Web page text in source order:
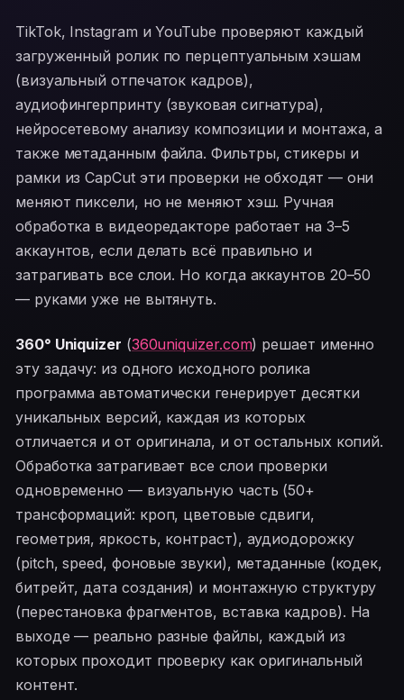
TikTok, Instagram и YouTube проверяют каждый
загруженный ролик по перцептуальным хэшам
(визуальный отпечаток кадров),
аудиофингерпринту (звуковая сигнатура),
нейросетевому анализу композиции и монтажа, а
также метаданным файла. Фильтры, стикеры и
рамки из CapCut эти проверки не обходят — они
меняют пиксели, но не меняют хэш. Ручная
обработка в видеоредакторе работает на 3–5
аккаунтов, если делать всё правильно и
затрагивать все слои. Но когда аккаунтов 20–50
— руками уже не вытянуть.
360° Uniquizer (360uniquizer.com) решает именно
эту задачу: из одного исходного ролика
программа автоматически генерирует десятки
уникальных версий, каждая из которых
отличается и от оригинала, и от остальных копий.
Обработка затрагивает все слои проверки
одновременно — визуальную часть (50+
трансформаций: кроп, цветовые сдвиги,
геометрия, яркость, контраст), аудиодорожку
(pitch, speed, фоновые звуки), метаданные (кодек,
битрейт, дата создания) и монтажную структуру
(перестановка фрагментов, вставка кадров). На
выходе — реально разные файлы, каждый из
которых проходит проверку как оригинальный
контент.